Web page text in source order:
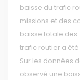
baisse du trafic
missions et des
baisse totale des
trafic routier a été
Sur les données
observé une